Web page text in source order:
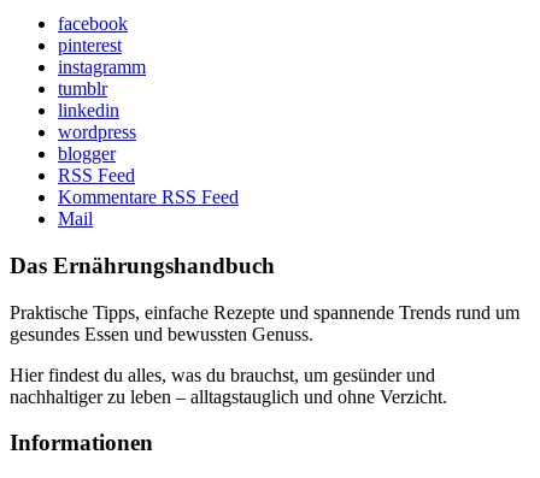
facebook
pinterest
instagramm
tumblr
linkedin
wordpress
blogger
RSS Feed
Kommentare RSS Feed
Mail
Das Ernährungshandbuch
Praktische Tipps, einfache Rezepte und spannende Trends rund um
gesundes Essen und bewussten Genuss.
Hier findest du alles, was du brauchst, um gesünder und
nachhaltiger zu leben – alltagstauglich und ohne Verzicht.
Informationen